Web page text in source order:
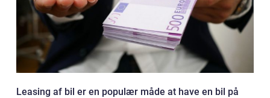
Leasing af bil er en populær måde at have en bil på